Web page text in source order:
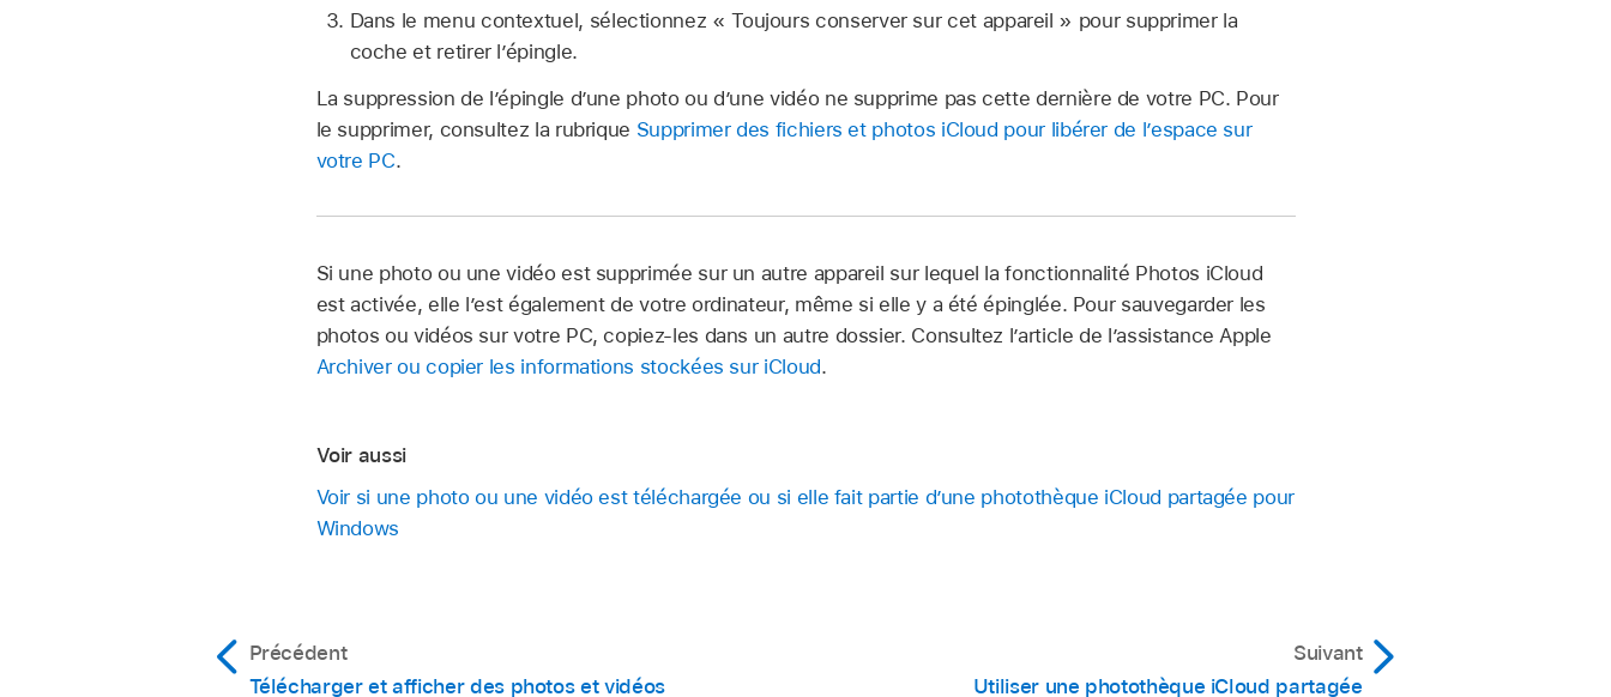
Dans le menu contextuel, sélectionnez « Toujours conserver sur cet appareil » pour supprimer la
coche et retirer l’épingle.
La suppression de l’épingle d’une photo ou d’une vidéo ne supprime pas cette dernière de votre PC. Pour
le supprimer, consultez la rubrique Supprimer des fichiers et photos iCloud pour libérer de l’espace sur
votre PC.
Si une photo ou une vidéo est supprimée sur un autre appareil sur lequel la fonctionnalité Photos iCloud
est activée, elle l’est également de votre ordinateur, même si elle y a été épinglée. Pour sauvegarder les
photos ou vidéos sur votre PC, copiez-les dans un autre dossier. Consultez l’article de l’assistance Apple
Archiver ou copier les informations stockées sur iCloud.
Voir aussi
Voir si une photo ou une vidéo est téléchargée ou si elle fait partie d’une photothèque iCloud partagée pour
Windows
Précédent
Télécharger et afficher des photos et vidéos
Suivant
Utiliser une photothèque iCloud partagée